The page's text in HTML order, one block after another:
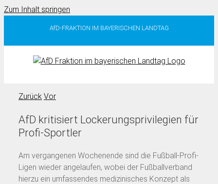
Zum Inhalt springen
AfD-FRAKTION IM BAYERISCHEN LANDTAG
Zurück Vor
AfD kritisiert Lockerungsprivilegien für
Profi-Sportler
Am vergangenen Wochenende sind die Fußball-Profi-
Ligen wieder angelaufen, wobei der Fußballverband
hierzu ein umfassendes medizinisches Konzept als